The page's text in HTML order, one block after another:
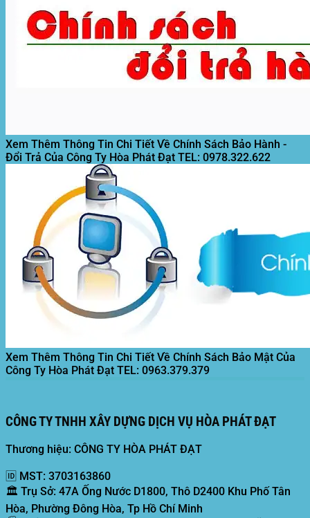
Xem Thêm Thông Tin Chi Tiết Về Chính Sách Bảo Hành -
Đổi Trả Của Công Ty Hòa Phát Đạt TEL: 0978.322.622
Xem Thêm Thông Tin Chi Tiết Về Chính Sách Bảo Mật Của
Công Ty Hòa Phát Đạt TEL: 0963.379.379
CÔNG TY TNHH XÂY DỰNG DỊCH VỤ HÒA PHÁT ĐẠT
Thương hiệu: CÔNG TY HÒA PHÁT ĐẠT
🆔 MST: 3703163860
🏛️ Trụ Sở: 47A Ống Nước D1800, Thô D2400 Khu Phố Tân
Hòa, Phường Đông Hòa, Tp Hồ Chí Minh